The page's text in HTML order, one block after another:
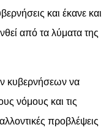
και έκανε και
από τα λύματα της
κυβερνήσεων να
νόμους και τις
προβλέψεις